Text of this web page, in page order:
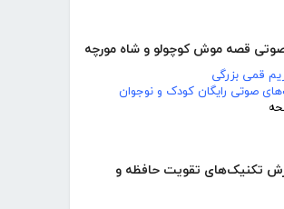
صوتی قصه موش کوچولو و شاه مورچه
قمی بزرگی
صوتی رایگان کودک و نوجوان
تکنیک‌های تقویت حافظه و